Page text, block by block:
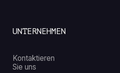
UNTERNEHMEN
Kontaktieren
Sie uns